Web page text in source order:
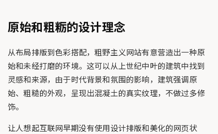
原始和粗粝的设计理念
从布局排版到色彩搭配，粗野主义网站有意营造出一种原
始和未经打磨的环境。这可以从上世纪中叶的建筑中找到
灵感和来源，由于时代背景和氛围的影响，建筑强调原
始、粗糙的外观，呈现出混凝土的真实纹理，不做过多修
饰。
让人想起互联网早期没有使用设计排版和美化的网页状